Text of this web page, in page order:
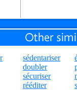
sédentariser
doubler
sécuriser
rééditer